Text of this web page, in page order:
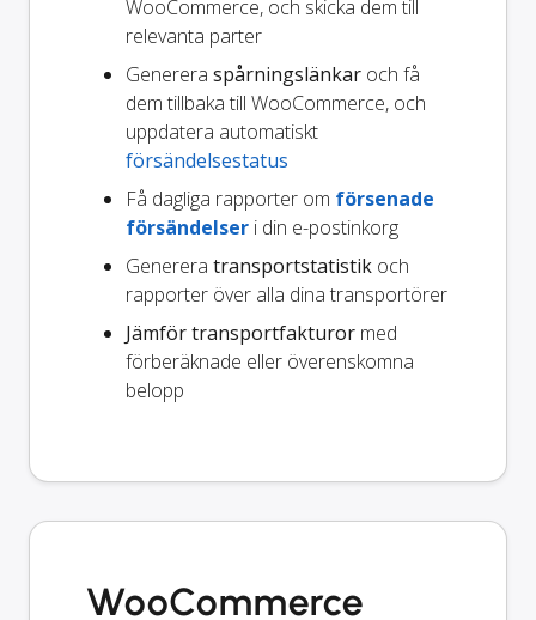
WooCommerce, och skicka dem till
relevanta parter
Generera spårningslänkar och få
dem tillbaka till WooCommerce, och
uppdatera automatiskt
försändelsestatus
Få dagliga rapporter om försenade
försändelser i din e-postinkorg
Generera transportstatistik och
rapporter över alla dina transportörer
Jämför transportfakturor med
förberäknade eller överenskomna
belopp
WooCommerce